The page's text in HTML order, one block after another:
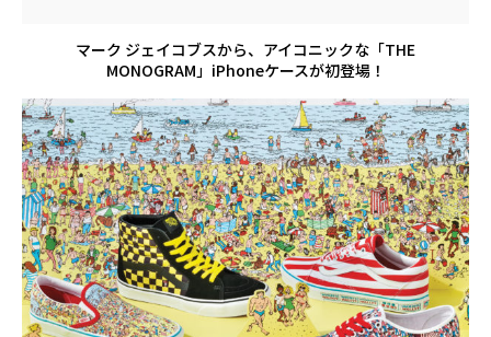
マーク ジェイコブスから、アイコニックな「THE
MONOGRAM」iPhoneケースが初登場！